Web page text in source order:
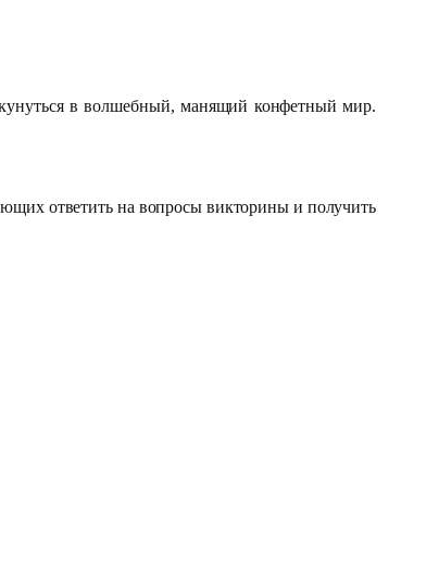
в волшебный, манящий конфетный мир.
ответить на вопросы викторины и получить